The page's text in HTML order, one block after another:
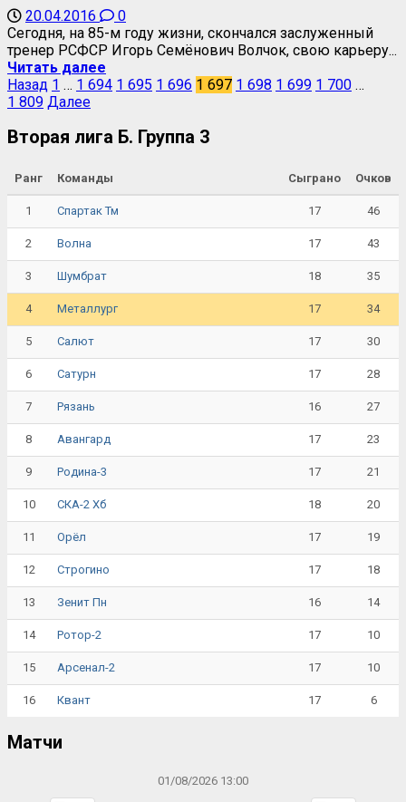
20.04.2016
0
Сегодня, на 85-м году жизни, скончался заслуженный
тренер РСФСР Игорь Семёнович Волчок, свою карьеру...
Читать далее
Назад 1 … 1 694 1 695 1 696 1 697 1 698 1 699 1 700 …
1 809 Далее
Вторая лига Б. Группа 3
Ранг Команды Сыграно Очков
1 Спартак Тм 17 46
2 Волна 17 43
3 Шумбрат 18 35
4 Металлург 17 34
5 Салют 17 30
6 Сатурн 17 28
7 Рязань 16 27
8 Авангард 17 23
9 Родина-3 17 21
10 СКА-2 Хб 18 20
11 Орёл 17 19
12 Строгино 17 18
13 Зенит Пн 16 14
14 Ротор-2 17 10
15 Арсенал-2 17 10
16 Квант 17 6
Матчи
01/08/2026 13:00